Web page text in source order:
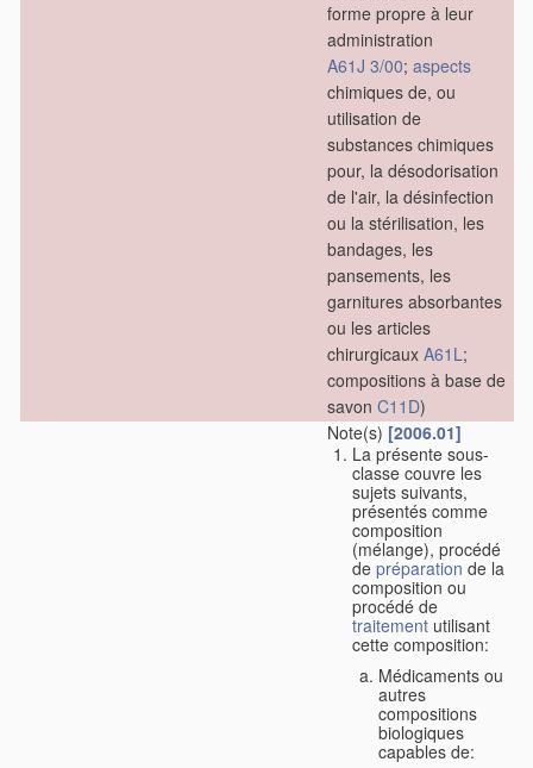
forme propre à leur
administration
A61J 3/00; aspects
chimiques de, ou
utilisation de
substances chimiques
pour, la désodorisation
de l'air, la désinfection
ou la stérilisation, les
bandages, les
pansements, les
garnitures absorbantes
ou les articles
chirurgicaux A61L;
compositions à base de
savon C11D)
Note(s) [2006.01]
La présente sous-
classe couvre les
sujets suivants,
présentés comme
composition
(mélange), procédé
de préparation de la
composition ou
procédé de
traitement utilisant
cette composition:
Médicaments ou
autres
compositions
biologiques
capables de: